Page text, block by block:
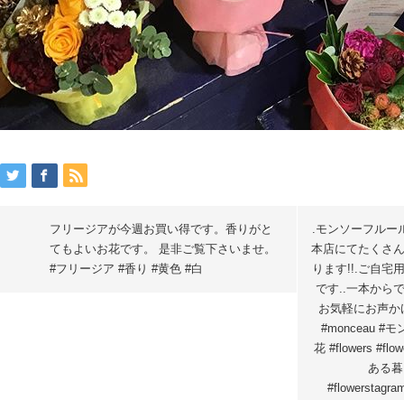
フリージアが今週お買い得です。香りがと
てもよいお花です。 是非ご覧下さいませ。
#フリージア #香り #黄色 #白
.モンソーフルー
本店にてたくさ
ります!!.ご自宅
です..一本から
お気軽にお声
#monceau #モ
花 #flowers
ある